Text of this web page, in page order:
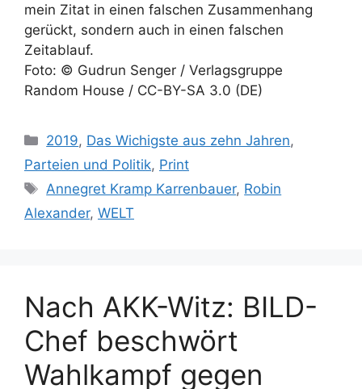
mein Zitat in einen falschen Zusammenhang
gerückt, sondern auch in einen falschen
Zeitablauf.
Foto: © Gudrun Senger / Verlagsgruppe
Random House / CC-BY-SA 3.0 (DE)
Kategorien
2019, Das Wichigste aus zehn Jahren,
Parteien und Politik, Print
Schlagwörter
Annegret Kramp Karrenbauer, Robin
Alexander, WELT
Nach AKK-Witz: BILD-
Chef beschwört
Wahlkampf gegen